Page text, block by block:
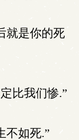
就是你的死
比我们惨.”
不如死.”